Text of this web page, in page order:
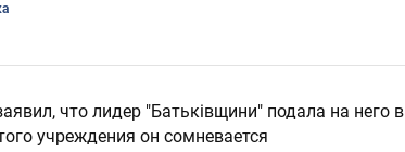
что лидер "Батьківщини" подала на него в
учреждения он сомневается